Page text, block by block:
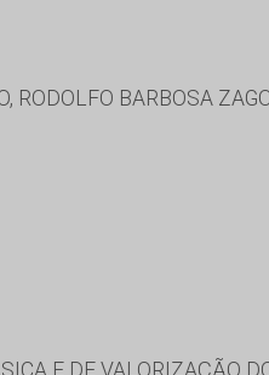
RODOLFO BARBOSA
E DE VALORIZAÇÃO